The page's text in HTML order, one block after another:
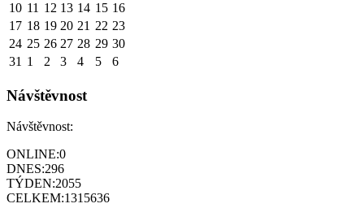
10 11 12 13 14 15 16
17 18 19 20 21 22 23
24 25 26 27 28 29 30
31 1 2 3 4 5 6
Návštěvnost
Návštěvnost:
ONLINE:0
DNES:296
TÝDEN:2055
CELKEM:1315636